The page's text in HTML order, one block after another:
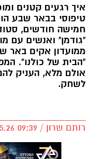
איך רגעים קטנים
טיפוסי בבאר שבע
חמישה חודשים,
"גודמן" ואנשים עם
ממועדון אקים באר
"הבית של כולנו".
אולם מלא, העניק
לשחק.
רותם שרון / 09:39 27.05.26